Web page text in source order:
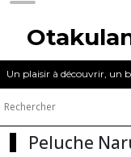
Un plaisir à découvrir, un
Peluche
Goodies
Naruto
Figurine
Naruto
(23)